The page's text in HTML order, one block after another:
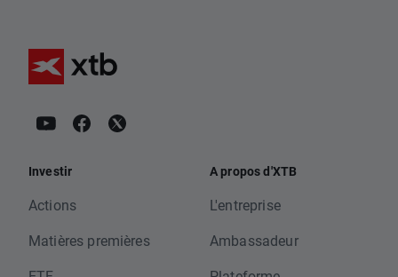
Investir
Actions
Matières premières
A propos d'XTB
L'entreprise
Ambassadeur